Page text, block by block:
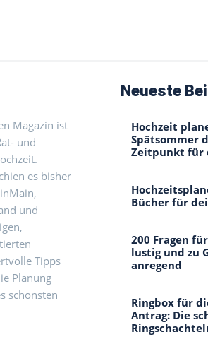
Magazin ist
und
es bisher
und
Tipps
Planung
schönsten
Neueste
Hochzeit
Spätsommer
Zeitpunkt für
Bücher für
200 Fragen
lustig und zu
anregend
Ringbox für
Antrag: Die